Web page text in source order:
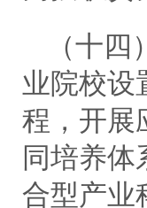
（十
业院校设
程，开展
同培养
合型产业